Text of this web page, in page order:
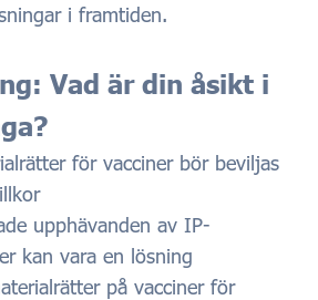
i framtiden.
Vad är din åsikt i
för vacciner bör beviljas
upphävanden av IP-
kan vara en lösning
på vacciner för